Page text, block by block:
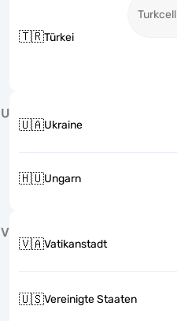
🇹🇷Türkei
Turkcell
U
🇺🇦Ukraine
🇭🇺Ungarn
V
🇻🇦Vatikanstadt
🇺🇸Vereinigte Staaten